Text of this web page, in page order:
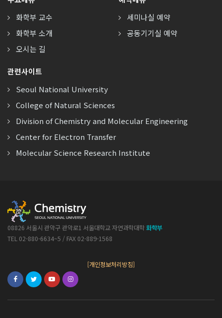
화학부 교수
화학부 소개
오시는 길
세미나실 예약
공동기기실 예약
관련사이트
Seoul National University
College of Natural Sciences
Division of Chemistry and Molecular Engineering
Center for Electron Transfer
Molecular Science Research Institute
08826 서울시 관악구 관악로1 서울대학교 자연과학대학화학부
TEL 02-880-6634~5 / FAX 02-889-1568
[개인정보처리방침]